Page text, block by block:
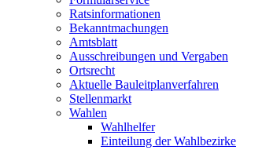
Ratsinformationen
Bekanntmachungen
Amtsblatt
Ausschreibungen und Vergaben
Ortsrecht
Aktuelle Bauleitplanverfahren
Stellenmarkt
Wahlen
Wahlhelfer
Einteilung der Wahlbezirke